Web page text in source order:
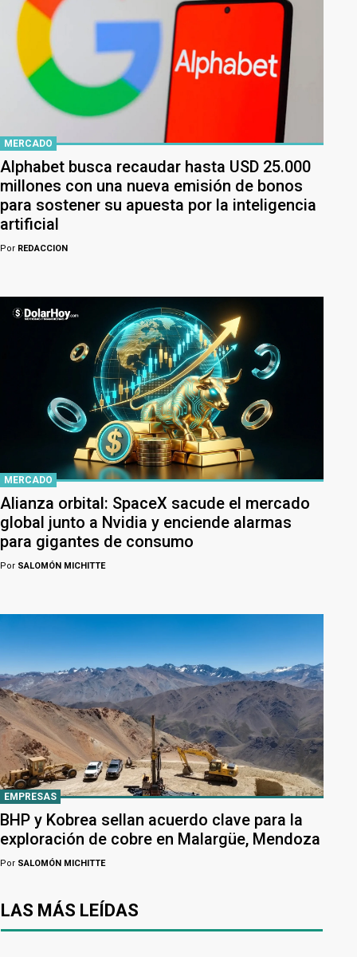
MERCADO
Alphabet busca recaudar hasta USD 25.000
millones con una nueva emisión de bonos
para sostener su apuesta por la inteligencia
artificial
Por REDACCION
MERCADO
Alianza orbital: SpaceX sacude el mercado
global junto a Nvidia y enciende alarmas
para gigantes de consumo
Por SALOMÓN MICHITTE
EMPRESAS
BHP y Kobrea sellan acuerdo clave para la
exploración de cobre en Malargüe, Mendoza
Por SALOMÓN MICHITTE
LAS MÁS LEÍDAS